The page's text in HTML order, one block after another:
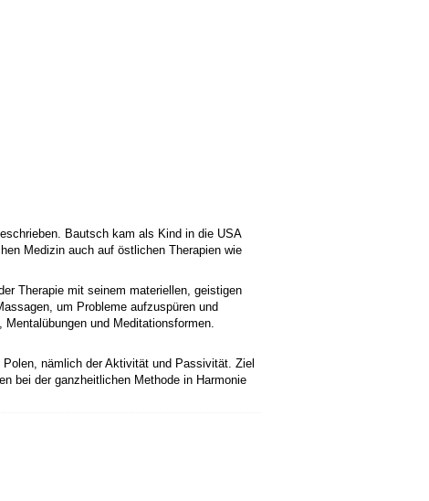
Bautsch kam als Kind in die USA
Medizin auch auf östlichen Therapien wie
Therapie mit seinem materiellen, geistigen
um Probleme aufzuspüren und
und Meditationsformen.
nämlich der Aktivität und Passivität. Ziel
bei der ganzheitlichen Methode in Harmonie